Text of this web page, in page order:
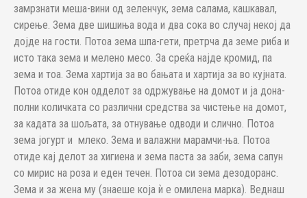
замрзнати меша-вини од зеленчук, зема салама, кашкавал,
сирење. Зема две шишиња вода и два сока во случај некој да
дојде на гости. Потоа зема шпа-гети, претрча да земе риба и
исто така зема и мелено месо. За среќа најде кромид, па
зема и тоа. Зема хартија за во бањата и хартија за во кујната.
Потоа отиде кон одделот за одржување на домот и ја дона-
полни количката со различни средства за чистење на домот,
за кадата за шољата, за отнување одводи и слично. Потоа
зема јогурт и млеко. Зема и валажни марамчи-ња. Потоа
отиде кај делот за хигиена и зема паста за заби, зема сапун
со мирис на роза и еден течен. Потоа си зема дезодоранс.
Зема и за жена му (знаеше која ѝ е омилена марка). Веднаш